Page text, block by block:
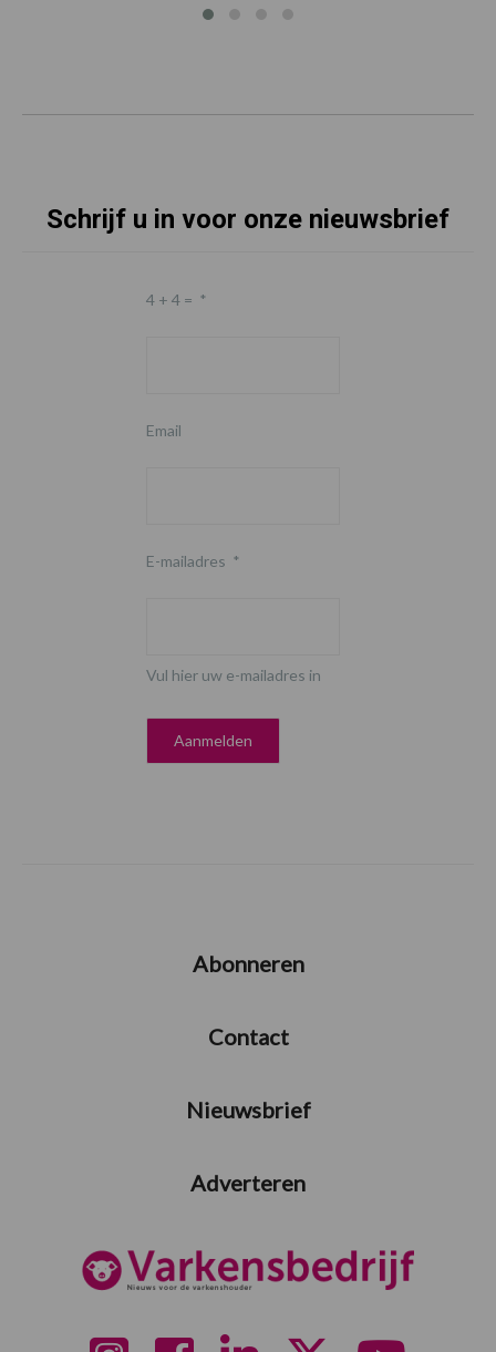
Schrijf u in voor onze nieuwsbrief
4 + 4 = *
Email
E-mailadres *
Vul hier uw e-mailadres in
Abonneren
Contact
Nieuwsbrief
Adverteren